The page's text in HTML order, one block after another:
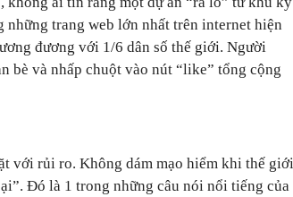
trang web lớn nhất trên internet hiện
đương với 1/6 dân số thế giới. Người
bè và nhấp chuột vào nút “like” tổng cộng
với rủi ro. Không dám mạo hiểm khi thế giới
Đó là 1 trong những câu nói nổi tiếng của